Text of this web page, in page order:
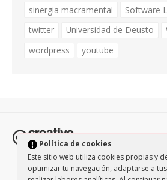
Política de cookies
Este sitio web utiliza cookies propias y
optimizar tu navegación, adaptarse a
sinergia macramental
Software
twitter
Universidad de Deusto
wordpress
youtube
Todos los
protegidos por la licencia Creative
NonCommercial-ShareAlike 3.0. /